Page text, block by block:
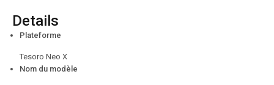
Details
Plateforme
Tesoro Neo X
Nom du modèle